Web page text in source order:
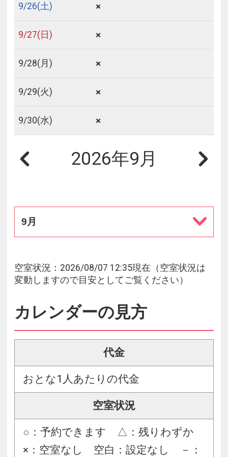
9/26(土) ×
9/27(日) ×
9/28(月) ×
9/29(火) ×
9/30(水) ×
2026年9月
9月
空室状況：2026/08/07 12:35現在（空室状況は
変動しますので目安としてご覧ください）
カレンダーの見方
代金
おとな1人あたりの代金
空室状況
○：予約できます △：残りわずか
×：空室なし 空白：設定なし －：